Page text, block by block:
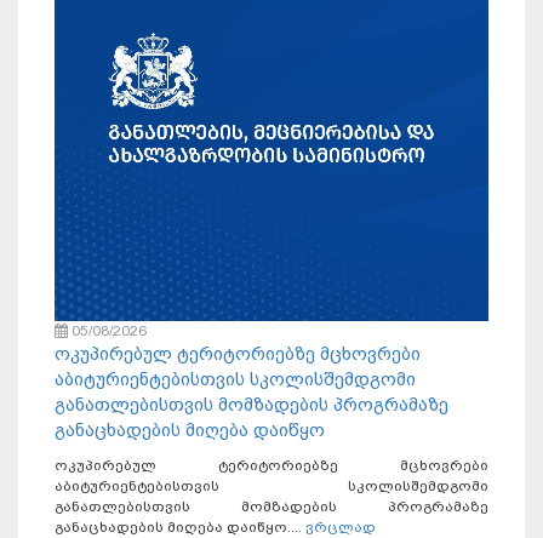
05/08/2026
ოკუპირებულ ტერიტორიებზე მცხოვრები
აბიტურიენტებისთვის სკოლისშემდგომი
განათლებისთვის მომზადების პროგრამაზე
განაცხადების მიღება დაიწყო
ოკუპირებულ ტერიტორიებზე მცხოვრები
აბიტურიენტებისთვის სკოლისშემდგომი
განათლებისთვის მომზადების პროგრამაზე
განაცხადების მიღება დაიწყო.... ვრცლად